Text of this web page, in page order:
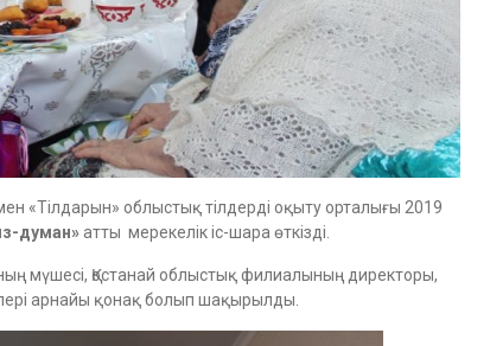
«Тілдарын» облыстық тілдерді оқыту орталығы 2019
думан» атты мерекелік іс-шара өткізді.
мүшесі, Қостанай облыстық филиалының директоры,
арнайы қонақ болып шақырылды.